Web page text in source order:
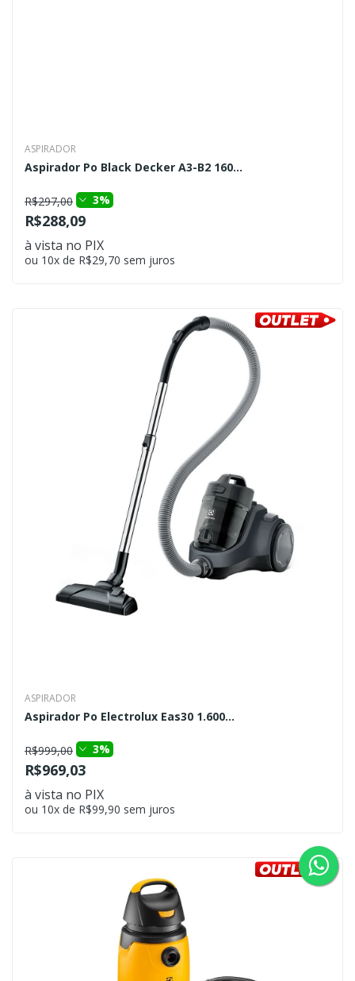
ASPIRADOR
Aspirador Po Black Decker A3-B2 160...
R$297,00 3%
R$288,09
à vista no PIX
ou 10x de R$29,70 sem juros
ASPIRADOR
Aspirador Po Electrolux Eas30 1.600...
R$999,00 3%
R$969,03
à vista no PIX
ou 10x de R$99,90 sem juros